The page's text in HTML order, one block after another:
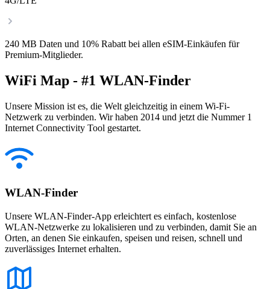
240 MB Daten und 10% Rabatt bei allen eSIM-Einkäufen für
Premium-Mitglieder.
WiFi Map - #1 WLAN-Finder
Unsere Mission ist es, die Welt gleichzeitig in einem Wi-Fi-
Netzwerk zu verbinden. Wir haben 2014 und jetzt die Nummer 1
Internet Connectivity Tool gestartet.
WLAN-Finder
Unsere WLAN-Finder-App erleichtert es einfach, kostenlose
WLAN-Netzwerke zu lokalisieren und zu verbinden, damit Sie an
Orten, an denen Sie einkaufen, speisen und reisen, schnell und
zuverlässiges Internet erhalten.